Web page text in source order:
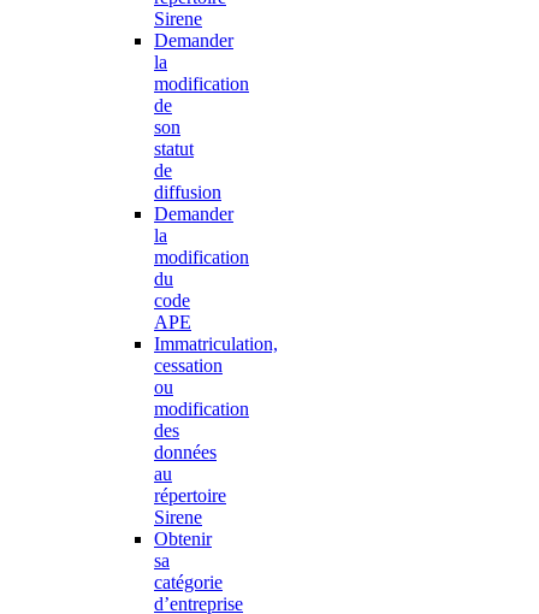
Sirene
Demander
la
modification
de
son
statut
de
diffusion
Demander
la
modification
du
code
APE
Immatriculation,
cessation
ou
modification
des
données
au
répertoire
Sirene
Obtenir
sa
catégorie
d’entreprise